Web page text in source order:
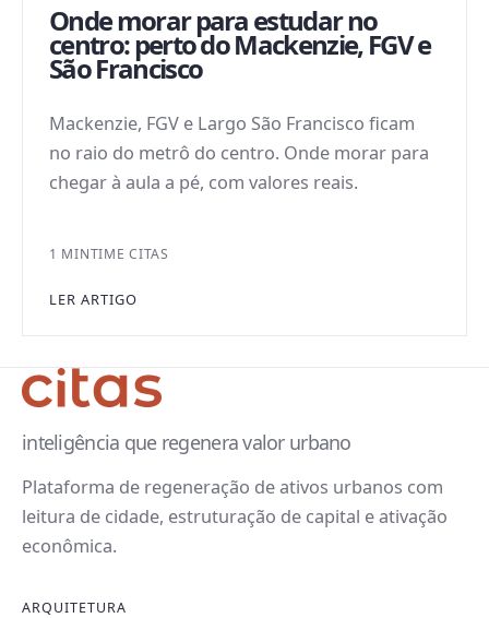
Onde morar para estudar no
centro: perto do Mackenzie, FGV e
São Francisco
Mackenzie, FGV e Largo São Francisco ficam
no raio do metrô do centro. Onde morar para
chegar à aula a pé, com valores reais.
1 MINTIME CITAS
LER ARTIGO
inteligência que regenera valor urbano
Plataforma de regeneração de ativos urbanos com
leitura de cidade, estruturação de capital e ativação
econômica.
ARQUITETURA